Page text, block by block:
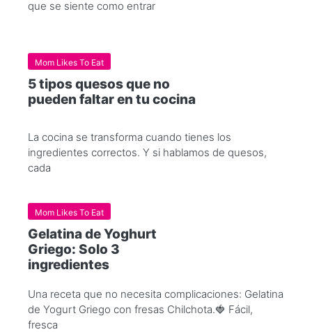
que se siente como entrar
Mom Likes To Eat
5 tipos quesos que no
pueden faltar en tu cocina
La cocina se transforma cuando tienes los
ingredientes correctos. Y si hablamos de quesos,
cada
Mom Likes To Eat
Gelatina de Yoghurt
Griego: Solo 3
ingredientes
Una receta que no necesita complicaciones: Gelatina
de Yogurt Griego con fresas Chilchota.🍓 Fácil,
fresca